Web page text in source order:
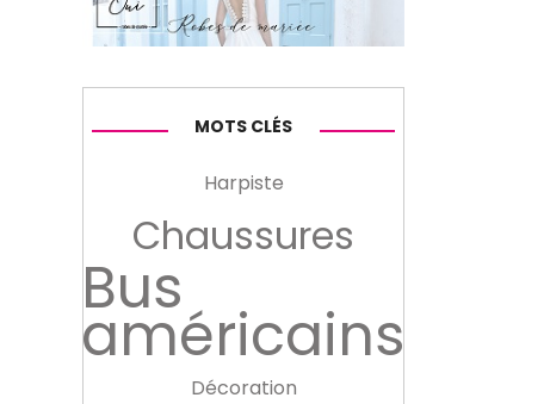
MOTS CLÉS
Harpiste
Chaussures
Bus
américains
Décoration